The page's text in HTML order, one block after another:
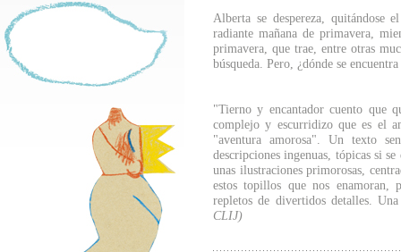
Alberta se despereza,
radiante mañana de primavera,
primavera, que trae, entre otras
búsqueda. Pero, ¿dónde se
"Tierno y encantador cuento que
complejo y escurridizo que es el
"aventura amorosa". Un texto
descripciones ingenuas, tópicas si
unas ilustraciones primorosas,
estos topillos que nos enamoran,
repletos de divertidos detalles.
CLIJ)